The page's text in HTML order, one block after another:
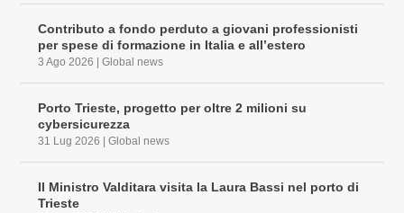
Contributo a fondo perduto a giovani professionisti
per spese di formazione in Italia e all’estero
3 Ago 2026 |Global news
Porto Trieste, progetto per oltre 2 milioni su
cybersicurezza
31 Lug 2026 |Global news
Il Ministro Valditara visita la Laura Bassi nel porto di
Trieste